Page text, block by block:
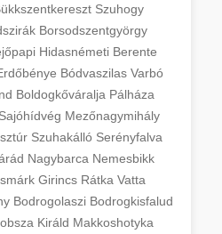
Szuhogy
Borsodszentgyörgy
Hidasnémeti Berente
Bódvaszilas Varbó
Boldogkőváralja Pálháza
Sajóhídvég Mezőnagymihály
Szuhakálló Serényfalva
Nagybarca Nemesbikk
Girincs Rátka Vatta
Bodrogolaszi Bodrogkisfalud
Királd Makkoshotyka